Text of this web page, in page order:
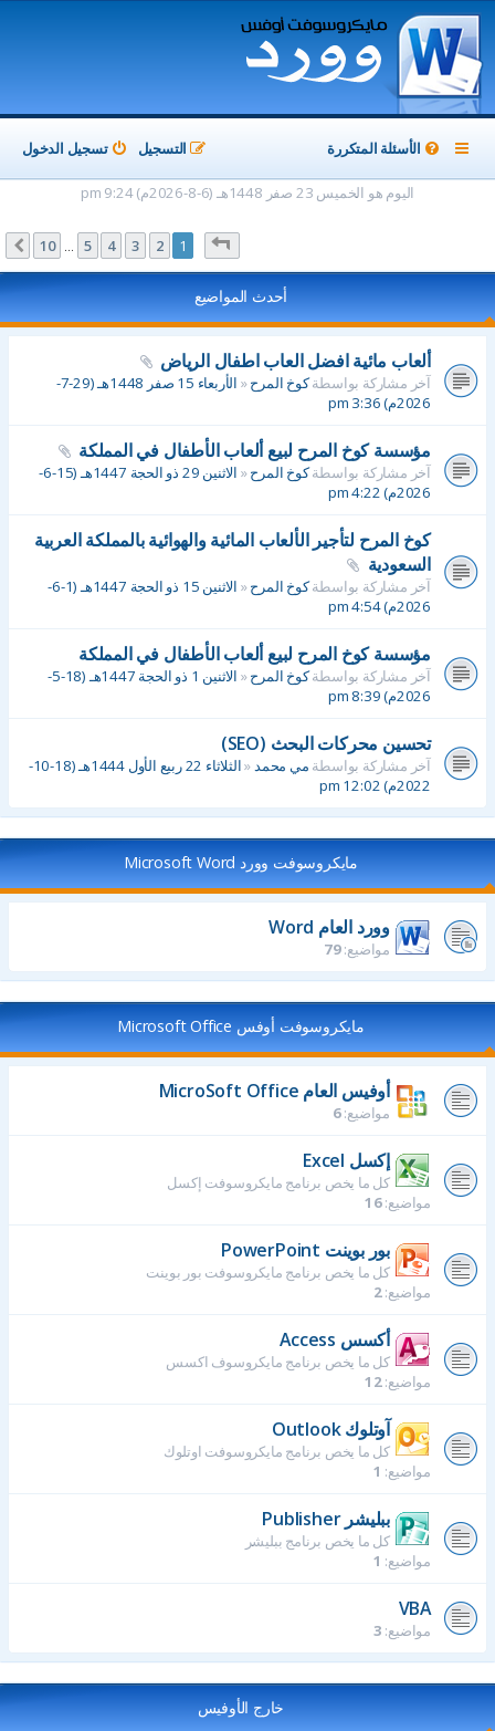
الأسئلة المتكررة تسجيل الدخول التسجيل
اليوم هو الخميس 23 صفر 1448هـ (6-8-2026م) 9:24 pm
من10
1
2
3
4
5
10 التالي
أحدث المواضيع
ألعاب مائية افضل العاب اطفال الرياض
آخر مشاركة بواسطةكوخ المرح«
الأربعاء 15 صفر 1448هـ (29-7-
2026م) 3:36 pm
مؤسسة كوخ المرح لبيع ألعاب الأطفال في المملكة
آخر مشاركة بواسطةكوخ المرح«
الاثنين 29 ذو الحجة 1447هـ (15-6-
2026م) 4:22 pm
كوخ المرح لتأجير الألعاب المائية والهوائية بالمملكة العربية
السعودية
آخر مشاركة بواسطةكوخ المرح«
الاثنين 15 ذو الحجة 1447هـ (1-6-
2026م) 4:54 pm
مؤسسة كوخ المرح لبيع ألعاب الأطفال في المملكة
آخر مشاركة بواسطةكوخ المرح«
الاثنين 1 ذو الحجة 1447هـ (18-5-
2026م) 8:39 pm
تحسين محركات البحث (SEO)
آخر مشاركة بواسطةمي محمد«
الثلاثاء 22 ربيع الأول 1444هـ (18-10-
2022م) 12:02 pm
مايكروسوفت وورد Microsoft Word
وورد العام Word
مواضيع:79
مايكروسوفت أوفس Microsoft Office
أوفيس العام MicroSoft Office
مواضيع:6
إكسل Excel
كل ما يخص برنامج مايكروسوفت إكسل
مواضيع:16
بور بوينت PowerPoint
كل ما يخص برنامج مايكروسوفت بور بوينت
مواضيع:2
أكسس Access
كل ما يخص برنامج مايكروسوف اكسس
مواضيع:12
آوتلوك Outlook
كل ما يخص برنامج مايكروسوفت اوتلوك
مواضيع:1
ببليشر Publisher
كل ما يخص برنامج ببليشر
مواضيع:1
VBA
مواضيع:3
خارج الأوفيس